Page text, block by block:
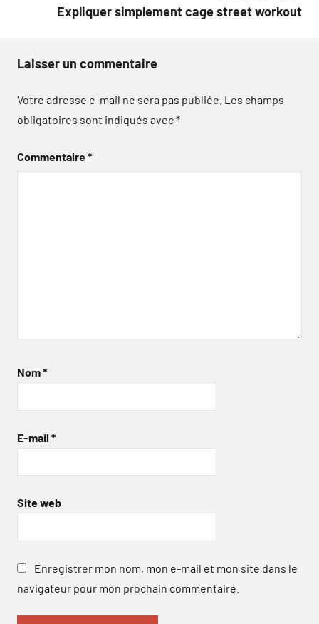
Expliquer simplement cage street workout
Laisser un commentaire
Votre adresse e-mail ne sera pas publiée. Les champs
obligatoires sont indiqués avec*
Commentaire*
Nom*
E-mail *
Site web
Enregistrer mon nom, mon e-mail et mon site dans le
navigateur pour mon prochain commentaire.